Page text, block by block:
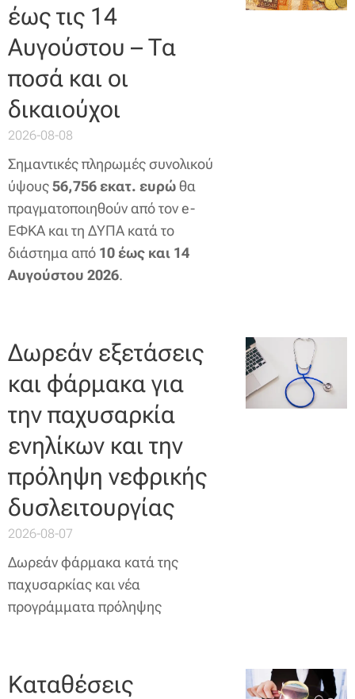
έως τις 14
Αυγούστου – Τα
ποσά και οι
δικαιούχοι
2026-08-08
Σημαντικές πληρωμές συνολικού
ύψους56,756 εκατ. ευρώθα
πραγματοποιηθούν από τον e-
ΕΦΚΑ και τη ΔΥΠΑ κατά το
διάστημα από 10 έως και 14
Αυγούστου 2026.
Δωρεάν εξετάσεις
και φάρμακα για
την παχυσαρκία
ενηλίκων και την
πρόληψη νεφρικής
δυσλειτουργίας
2026-08-07
Δωρεάν φάρμακα κατά της
παχυσαρκίας και νέα
προγράμματα πρόληψης
Καταθέσεις